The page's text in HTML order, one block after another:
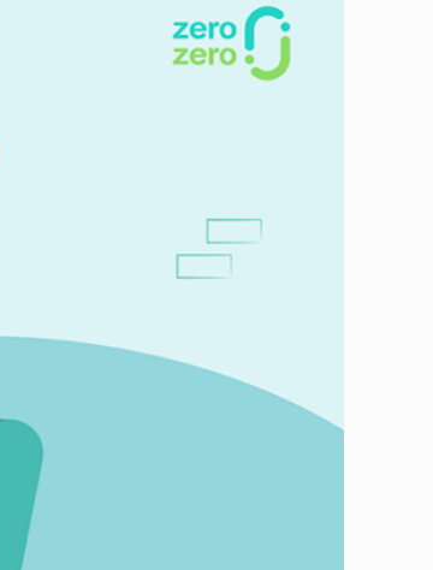
小撇步，能讓地球和我們一起好好休養生息、